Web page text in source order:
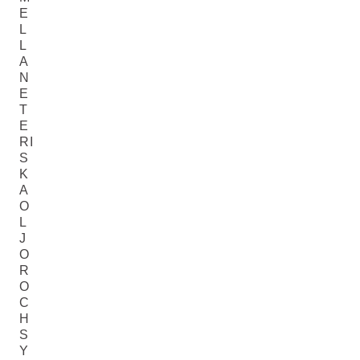
E
L
L
A
N
E
T
E
RI
S
K
A
O
L
J
O
R
O
C
H
S
Y